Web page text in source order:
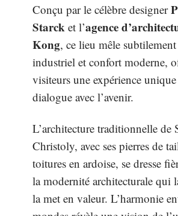
Conçu par le célèbre designer
Starck et l’agence
Kong, ce lieu mêle
industriel et confort moderne,
visiteurs une expérience
dialogue avec l’avenir.
L’architecture traditionnelle de
Christoly, avec ses pierres de
toitures en ardoise, se dresse
la modernité architecturale qui
la met en valeur. L’harmonie